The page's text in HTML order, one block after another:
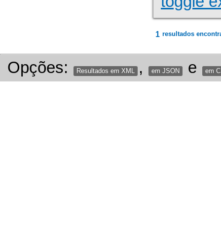
1 resultados
Opções: Resultados em XML , em JSON e em